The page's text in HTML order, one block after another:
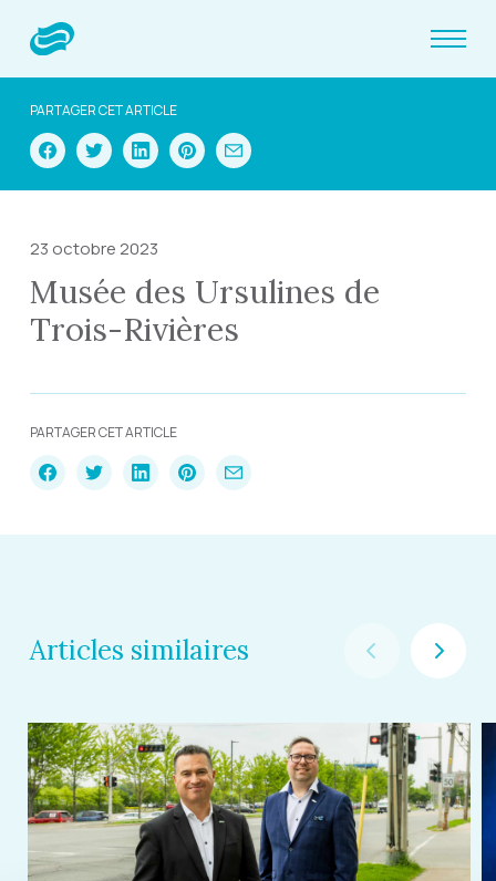
PARTAGER CET ARTICLE
23 octobre 2023
Musée des Ursulines de
Trois-Rivières
PARTAGER CET ARTICLE
Articles similaires